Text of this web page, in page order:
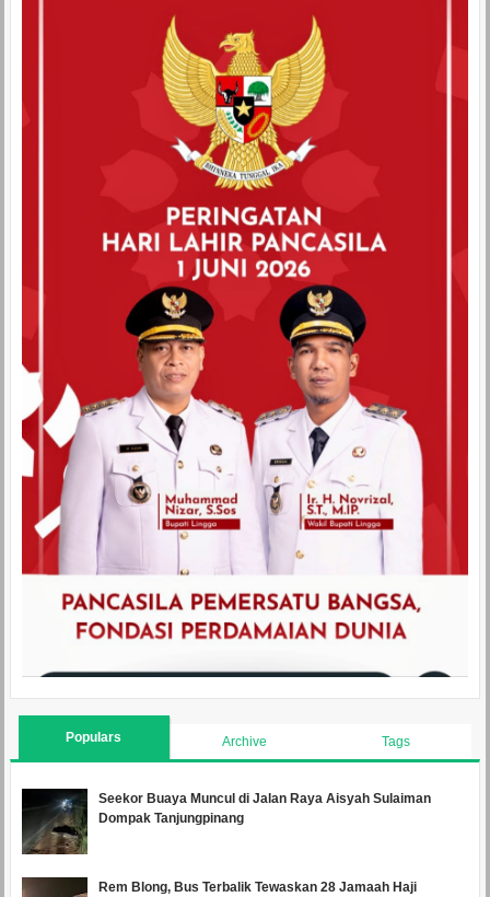
Populars Archive Tags
Seekor Buaya Muncul di Jalan Raya Aisyah Sulaiman
Dompak Tanjungpinang
Rem Blong, Bus Terbalik Tewaskan 28 Jamaah Haji